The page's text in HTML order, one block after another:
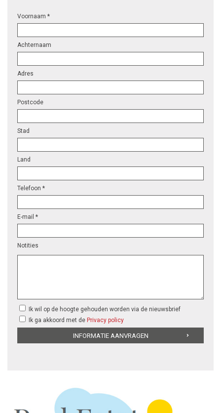
Voornaam *
Achternaam
Adres
Postcode
Stad
Land
Telefoon *
E-mail *
Notities
Ik wil op de hoogte gehouden worden via de nieuwsbrief
Ik ga akkoord met de Privacy policy